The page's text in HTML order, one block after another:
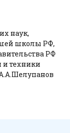
наук,
школы РФ,
РФ
и техники